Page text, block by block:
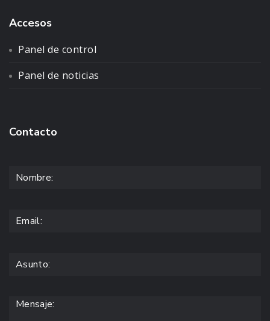
Accesos
Panel de control
Panel de noticias
Contacto